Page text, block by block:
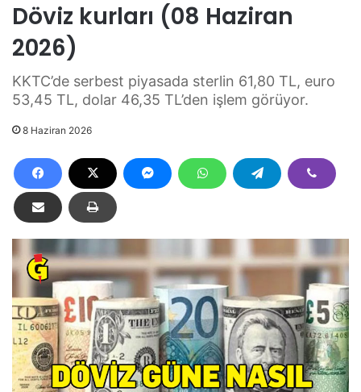
Döviz kurları (08 Haziran
2026)
KKTC’de serbest piyasada sterlin 61,80 TL, euro
53,45 TL, dolar 46,35 TL’den işlem görüyor.
8 Haziran 2026